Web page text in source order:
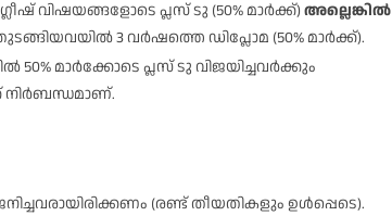
വിഷയങ്ങളോടെ പ്ലസ് ടു (50% മാർക്ക്) അല്ലെങ്കിൽ
3 വർഷത്തെ ഡിപ്ലോമ (50% മാർക്ക്).
50% മാർക്കോടെ പ്ലസ് ടു വിജയിച്ചവർക്കും
നിർബന്ധമാണ്.
(രണ്ട് തീയതികളും ഉൾപ്പെടെ).